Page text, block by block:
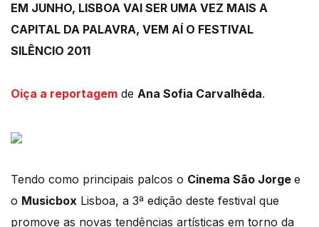
EM JUNHO, LISBOA VAI SER UMA VEZ MAIS A
CAPITAL DA PALAVRA, VEM AÍ O FESTIVAL
SILÊNCIO 2011
Oiça a reportagem de Ana Sofia Carvalhêda.
Tendo como principais palcos o Cinema São Jorge e
o Musicbox Lisboa, a 3ª edição deste festival que
promove as novas tendências artísticas em torno da